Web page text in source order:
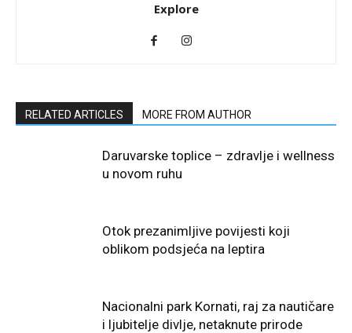
Explore
RELATED ARTICLES MORE FROM AUTHOR
Daruvarske toplice – zdravlje i wellness
u novom ruhu
Otok prezanimljive povijesti koji
oblikom podsjeća na leptira
Nacionalni park Kornati, raj za nautičare
i ljubitelje divlje, netaknute prirode